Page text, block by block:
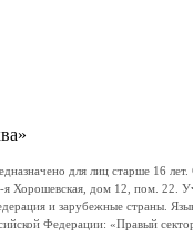
для лиц старше 16
Хорошевская, дом 12, пом.
и зарубежные страны.
Федерации: «Правый